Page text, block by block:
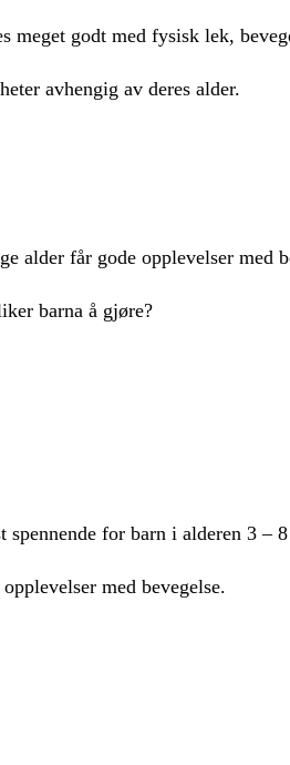
meget godt med fysisk lek,
avhengig av deres alder.
får gode opplevelser med
barna å gjøre?
for barn i alderen 3 – 8
med bevegelse.